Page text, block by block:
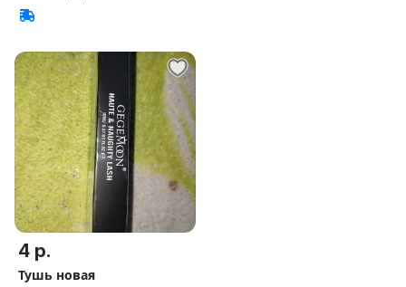
обл.
4 р.
Тушь новая